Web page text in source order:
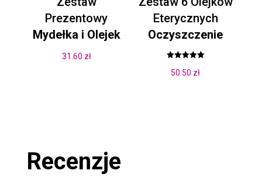
Prezentowy
Mydełka i Olejek
31.60 zł
Eterycznych
Oczyszczenie
5.00
50.50 zł
Recenzje